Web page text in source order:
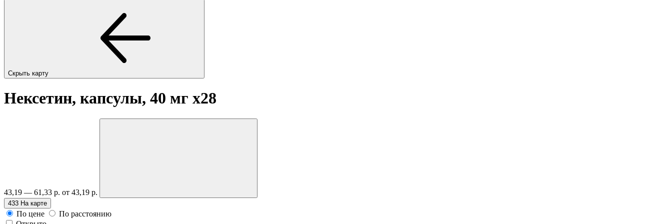
Скрыть карту
Нексетин, капсулы, 40 мг x28
43,19 — 61,33 р. от 43,19 р.
433 На карте
По цене
По расстоянию